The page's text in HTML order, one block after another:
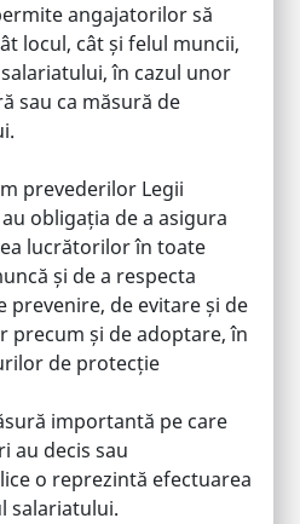
angajatorilor să
locul, cât și felul muncii,
în cazul unor
sau ca măsură de
prevederilor Legii
obligația de a asigura
lucrătorilor în toate
și de a respecta
prevenire, de evitare și de
precum și de adoptare, în
de protecție
importantă pe care
au decis sau
o reprezintă efectuarea
salariatului.